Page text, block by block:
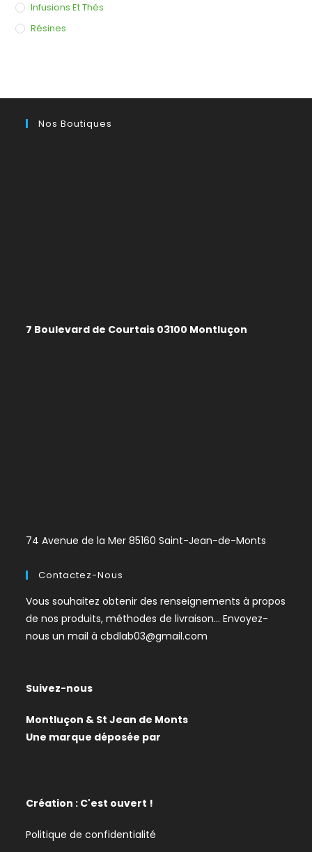
Infusions Et Thés
Résines
Nos Boutiques
7 Boulevard de Courtais 03100 Montluçon
74 Avenue de la Mer 85160 Saint-Jean-de-Monts
Contactez-Nous
Vous souhaitez obtenir des renseignements à propos
de nos produits, méthodes de livraison… Envoyez-
nous un mail àcbdlab03@gmail.com
Suivez-nous
Montluçon & St Jean de Monts
Une marque déposée par
Création : C'est ouvert !
Politique de confidentialité